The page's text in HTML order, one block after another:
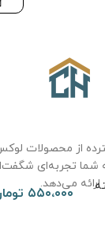
از محصولات
شما تجربه‌ای
ارائه می‌دهد.
۵۵۰،۰۰۰